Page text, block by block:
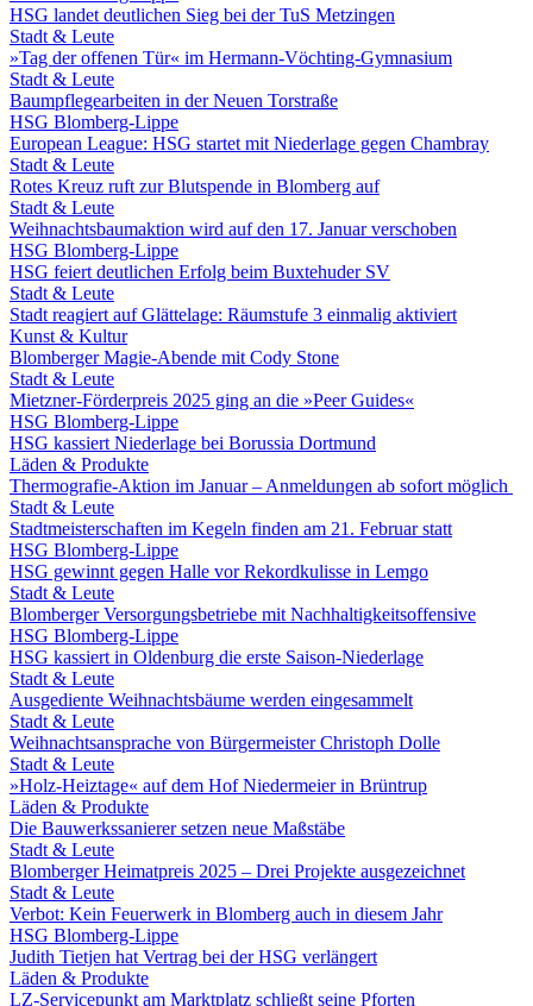
HSG landet deutlichen Sieg bei der TuS Metzingen
Stadt & Leute
»Tag der offenen Tür« im Hermann-Vöchting-Gymnasium
Stadt & Leute
Baumpflegearbeiten in der Neuen Torstraße
HSG Blomberg-Lippe
European League: HSG startet mit Niederlage gegen Chambray
Stadt & Leute
Rotes Kreuz ruft zur Blutspende in Blomberg auf
Stadt & Leute
Weihnachtsbaumaktion wird auf den 17. Januar verschoben
HSG Blomberg-Lippe
HSG feiert deutlichen Erfolg beim Buxtehuder SV
Stadt & Leute
Stadt reagiert auf Glättelage: Räumstufe 3 einmalig aktiviert
Kunst & Kultur
Blomberger Magie-Abende mit Cody Stone
Stadt & Leute
Mietzner-Förderpreis 2025 ging an die »Peer Guides«
HSG Blomberg-Lippe
HSG kassiert Niederlage bei Borussia Dortmund
Läden & Produkte
Thermografie-Aktion im Januar – Anmeldungen ab sofort möglich
Stadt & Leute
Stadtmeisterschaften im Kegeln finden am 21. Februar statt
HSG Blomberg-Lippe
HSG gewinnt gegen Halle vor Rekordkulisse in Lemgo
Stadt & Leute
Blomberger Versorgungsbetriebe mit Nachhaltigkeitsoffensive
HSG Blomberg-Lippe
HSG kassiert in Oldenburg die erste Saison-Niederlage
Stadt & Leute
Ausgediente Weihnachtsbäume werden eingesammelt
Stadt & Leute
Weihnachtsansprache von Bürgermeister Christoph Dolle
Stadt & Leute
»Holz-Heiztage« auf dem Hof Niedermeier in Brüntrup
Läden & Produkte
Die Bauwerkssanierer setzen neue Maßstäbe
Stadt & Leute
Blomberger Heimatpreis 2025 – Drei Projekte ausgezeichnet
Stadt & Leute
Verbot: Kein Feuerwerk in Blomberg auch in diesem Jahr
HSG Blomberg-Lippe
Judith Tietjen hat Vertrag bei der HSG verlängert
Läden & Produkte
LZ-Servicepunkt am Marktplatz schließt seine Pforten